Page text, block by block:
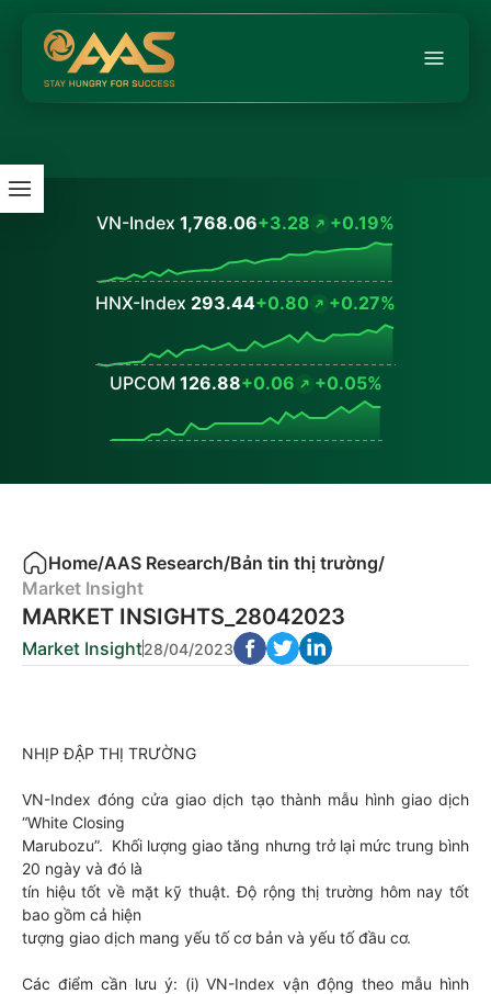
VN-Index 1,768.06+3.28 +0.19%
HNX-Index 293.44+0.80 +0.27%
UPCOM 126.88+0.06 +0.05%
Home/AAS Research/Bản tin thị trường/
Market Insight
MARKET INSIGHTS_28042023
Market Insight28/04/2023
NHỊP ĐẬP THỊ TRƯỜNG
VN-Index đóng cửa giao dịch tạo thành mẫu hình giao dịch
“White Closing
Marubozu”. Khối lượng giao tăng nhưng trở lại mức trung bình
20 ngày và đó là
tín hiệu tốt về mặt kỹ thuật. Độ rộng thị trường hôm nay tốt
bao gồm cả hiện
tượng giao dịch mang yếu tố cơ bản và yếu tố đầu cơ.
Các điểm cần lưu ý: (i) VN-Index vận động theo mẫu hình